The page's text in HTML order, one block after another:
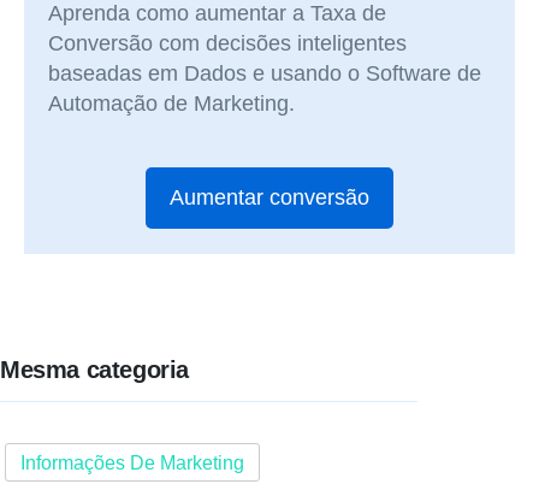
Aprenda como aumentar a Taxa de
Conversão com decisões inteligentes
baseadas em Dados e usando o Software de
Automação de Marketing.
Aumentar conversão
Mesma categoria
Informações De Marketing